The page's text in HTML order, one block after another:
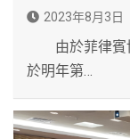
2023年8月3日
由於菲律賓博
於明年第…